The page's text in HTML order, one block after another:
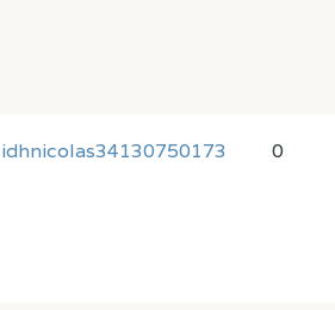
idhnicolas34130750173 0